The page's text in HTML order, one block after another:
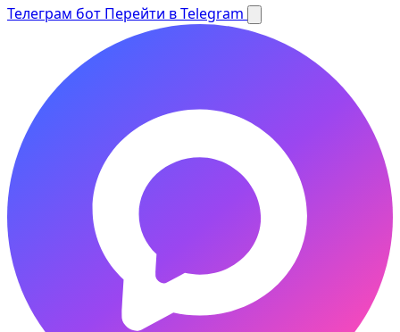
Телеграм бот Перейти в Telegram